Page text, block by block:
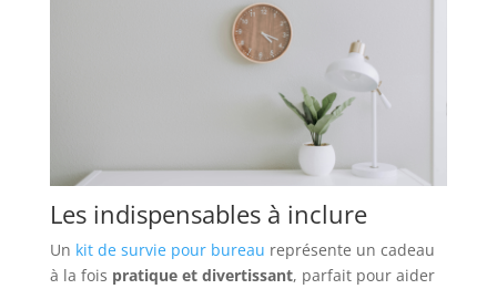
Les indispensables à inclure
Un kit de survie pour bureau représente un cadeau
à la fois pratique et divertissant, parfait pour aider